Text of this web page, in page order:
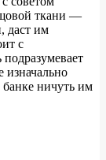
ткани —
даст им
с
изначально
ничуть им